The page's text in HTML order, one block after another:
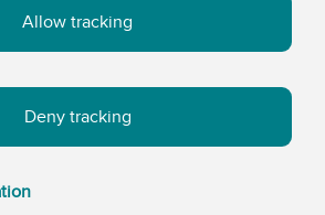
Allow tracking
Deny tracking